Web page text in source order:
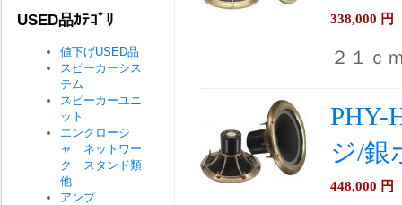
338,000 円
２１ｃ
PHY-
ジ/銀
448,000 円
USED品ｶﾃｺﾞﾘ
値下げUSED品
スピーカーシス
テム
スピーカーユニ
ット
エンクロージ
ャ ネットワー
ク スタンド類
他
アンプ